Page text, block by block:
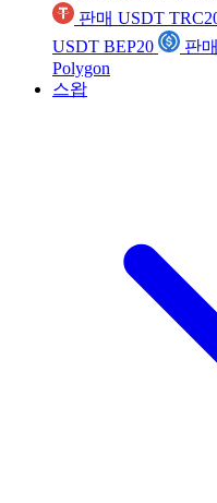
판매 USDT
USDT BEP20
판
Polygon
스왑